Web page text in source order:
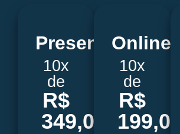
Presencial
10x
de
R$
349,00
Online
10x
de
R$
199,00